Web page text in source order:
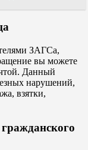
ЗАГСа,
вы можете
Данный
нарушений,
взятки,